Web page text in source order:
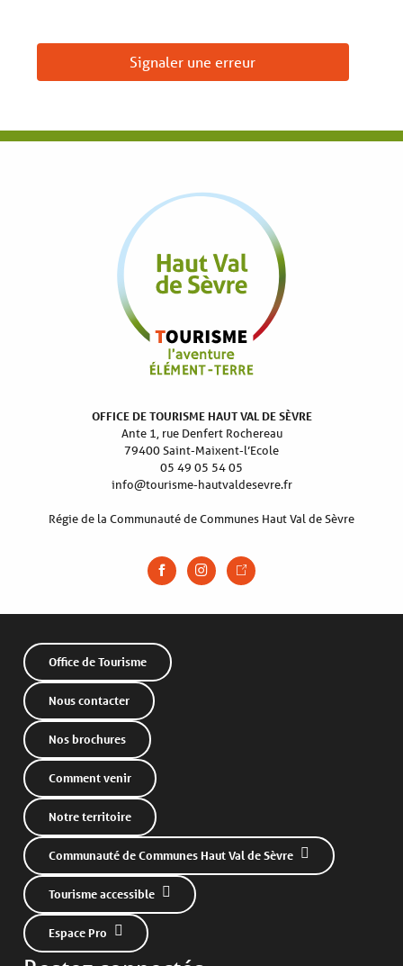
Signaler une erreur
OFFICE DE TOURISME HAUT VAL DE SÈVRE
Ante 1, rue Denfert Rochereau
79400 Saint-Maixent-l’Ecole
05 49 05 54 05
info@tourisme-hautvaldesevre.fr
Régie de la Communauté de Communes Haut Val de Sèvre
Office de Tourisme
Nous contacter
Nos brochures
Comment venir
Notre territoire
Communauté de Communes Haut Val de Sèvre
Tourisme accessible
Espace Pro